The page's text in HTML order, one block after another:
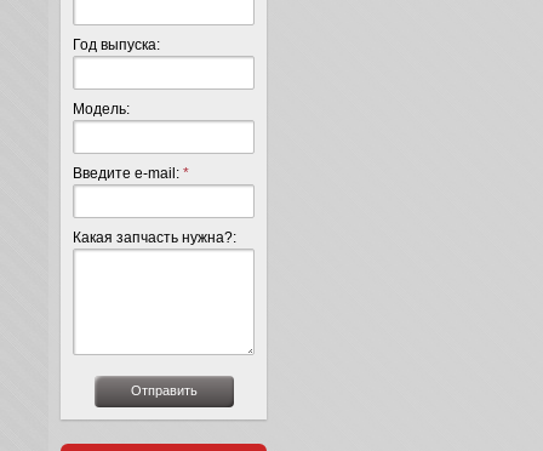
Год выпуска:
Модель:
Введите e-mail: *
Какая запчасть нужна?: